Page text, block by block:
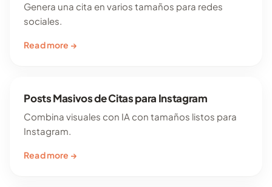
Genera una cita en varios tamaños para redes
sociales.
Read more →
Posts Masivos de Citas para Instagram
Combina visuales con IA con tamaños listos para
Instagram.
Read more →